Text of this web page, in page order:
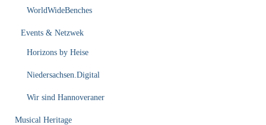
WorldWideBenches
Events & Netzwek
Horizons by Heise
Niedersachsen.Digital
Wir sind Hannoveraner
Musical Heritage